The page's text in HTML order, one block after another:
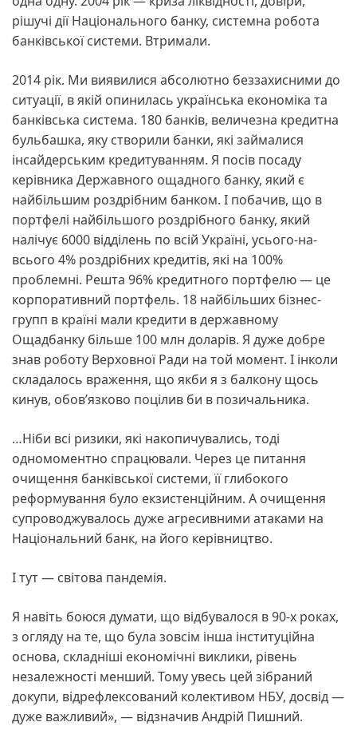
рішучі дії Національного банку, системна робота
банківської системи. Втримали.
2014 рік. Ми виявилися абсолютно беззахисними до
ситуації, в якій опинилась українська економіка та
банківська система. 180 банків, величезна кредитна
бульбашка, яку створили банки, які займалися
інсайдерським кредитуванням. Я посів посаду
керівника Державного ощадного банку, який є
найбільшим роздрібним банком. І побачив, що в
портфелі найбільшого роздрібного банку, який
налічує 6000 відділень по всій Україні, усього-на-
всього 4% роздрібних кредитів, які на 100%
проблемні. Решта 96% кредитного портфелю — це
корпоративний портфель. 18 найбільших бізнес-
групп в країні мали кредити в державному
Ощадбанку більше 100 млн доларів. Я дуже добре
знав роботу Верховної Ради на той момент. І інколи
складалось враження, що якби я з балкону щось
кинув, обов’язково поцілив би в позичальника.
…Ніби всі ризики, які накопичувались, тоді
одномоментно спрацювали. Через це питання
очищення банківської системи, її глибокого
реформування було екзистенційним. А очищення
супроводжувалось дуже агресивними атаками на
Національний банк, на його керівництво.
І тут — світова пандемія.
Я навіть боюся думати, що відбувалося в 90-х роках,
з огляду на те, що була зовсім інша інституційна
основа, складніші економічні виклики, рівень
незалежності менший. Тому увесь цей зібраний
докупи, відрефлексований колективом НБУ, досвід —
дуже важливий», — відзначив Андрій Пишний.